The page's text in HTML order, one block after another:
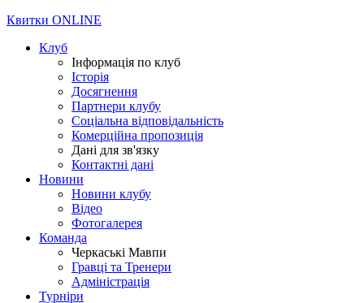
Квитки ONLINE
Клуб
Інформація по клуб
Історія
Досягнення
Партнери клубу
Соціальна відповідальність
Комерційна пропозиція
Дані для зв'язку
Контактні дані
Новини
Новини клубу
Відео
Фотогалерея
Команда
Черкаські Мавпи
Гравці та Тренери
Адміністрація
Турніри